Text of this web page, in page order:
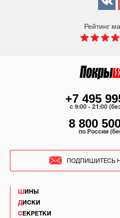
Рейтинг
ШИНЫ
ДИСКИ
СЕКРЕТКИ
+7 495
c 9:00 - 21:00
8 800
по России
ПОДПИШИТЕСЬ